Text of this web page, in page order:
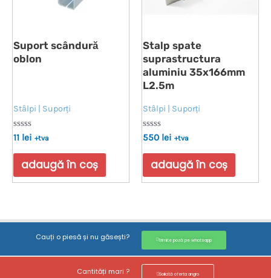
Suport scândură
oblon
Stâlpi | Suporți
Evaluat
0
din
11 lei +tva
adaugă în coș
Stalp spate
suprastructura
aluminiu 35x166mm
L2.5m
Stâlpi | Suporți
Evaluat
0
din
550 lei +tva
adaugă în coș
Cauți o piesă și nu găsești? Trimite poză pe whatsapp
Cantități mari ? Solicită oferta angro